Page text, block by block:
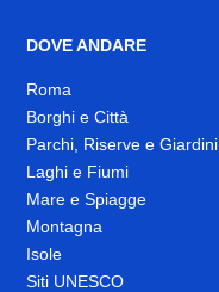
DOVE ANDARE
Roma
Borghi e Città
Parchi, Riserve e Giardini
Laghi e Fiumi
Mare e Spiagge
Montagna
Isole
Siti UNESCO